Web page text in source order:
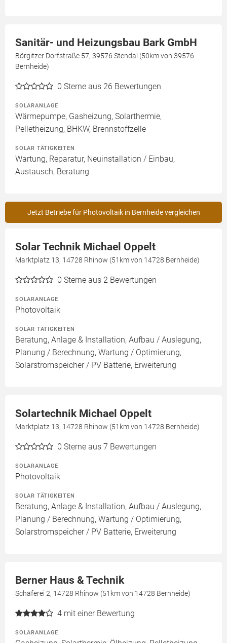
Sanitär- und Heizungsbau Bark GmbH
Börgitzer Dorfstraße 57, 39576 Stendal (50km von 39576
Bernheide)
0 Sterne aus 26 Bewertungen
SOLARANLAGE
Wärmepumpe, Gasheizung, Solarthermie,
Pelletheizung, BHKW, Brennstoffzelle
SOLAR TÄTIGKEITEN
Wartung, Reparatur, Neuinstallation / Einbau,
Austausch, Beratung
Jetzt Betriebe für Photovoltaik in Bernheide vergleichen
Solar Technik Michael Oppelt
Marktplatz 13, 14728 Rhinow (51km von 14728 Bernheide)
0 Sterne aus 2 Bewertungen
SOLARANLAGE
Photovoltaik
SOLAR TÄTIGKEITEN
Beratung, Anlage & Installation, Aufbau / Auslegung,
Planung / Berechnung, Wartung / Optimierung,
Solarstromspeicher / PV Batterie, Erweiterung
Solartechnik Michael Oppelt
Marktplatz 13, 14728 Rhinow (51km von 14728 Bernheide)
0 Sterne aus 7 Bewertungen
SOLARANLAGE
Photovoltaik
SOLAR TÄTIGKEITEN
Beratung, Anlage & Installation, Aufbau / Auslegung,
Planung / Berechnung, Wartung / Optimierung,
Solarstromspeicher / PV Batterie, Erweiterung
Berner Haus & Technik
Schäferei 2, 14728 Rhinow (51km von 14728 Bernheide)
4 mit einer Bewertung
SOLARANLAGE